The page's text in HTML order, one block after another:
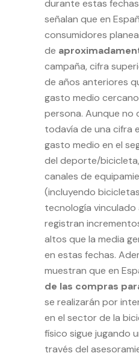
durante estas
señalan que en
consumidores
de
campaña, cifra
de años anteriores
gasto medio
persona. Aunque no
todavía de una cifra
gasto medio en el
del deporte/
canales de
(incluyendo
tecnología
registran
altos que la media
en estas fechas.
muestran que en
de las compras
se realizarán por
en el sector de la
físico sigue jugando
través del